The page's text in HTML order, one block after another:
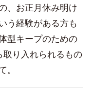
、お正月休み明け
う経験がある方も
型キープのための
取り入れられるもの